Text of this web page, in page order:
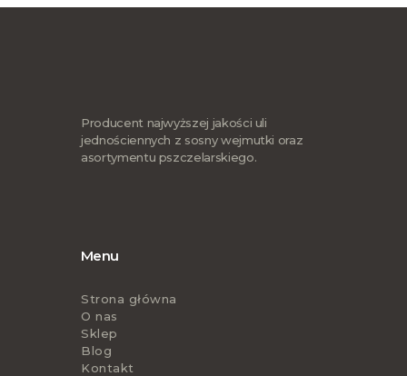
Producent najwyższej jakości uli
jednościennych z sosny wejmutki oraz
asortymentu pszczelarskiego.
Menu
Strona główna
O nas
Sklep
Blog
Kontakt